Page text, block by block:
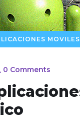
MOVILES
0 Comments